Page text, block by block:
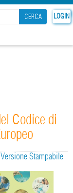
LOGIN
CERCA
Codice di
Versione Stampabile